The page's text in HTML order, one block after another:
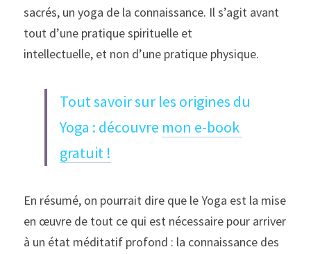
sacrés, un yoga de la connaissance. Il s’agit avant
tout d’une pratique spirituelle et
intellectuelle, et non d’une pratique physique.
Tout savoir sur les origines du
Yoga : découvre mon e-book
gratuit !
En résumé, on pourrait dire que le Yoga est la mise
en œuvre de tout ce qui est nécessaire pour arriver
à un état méditatif profond : la connaissance des